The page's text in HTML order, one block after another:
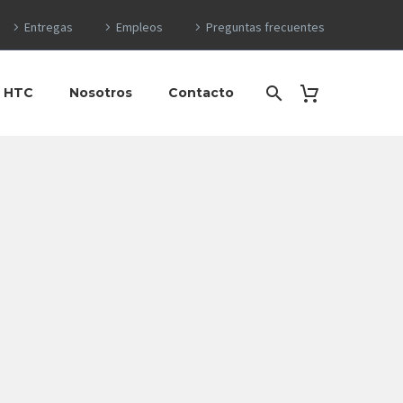
Entregas Empleos Preguntas frecuentes
Nosotros Contacto